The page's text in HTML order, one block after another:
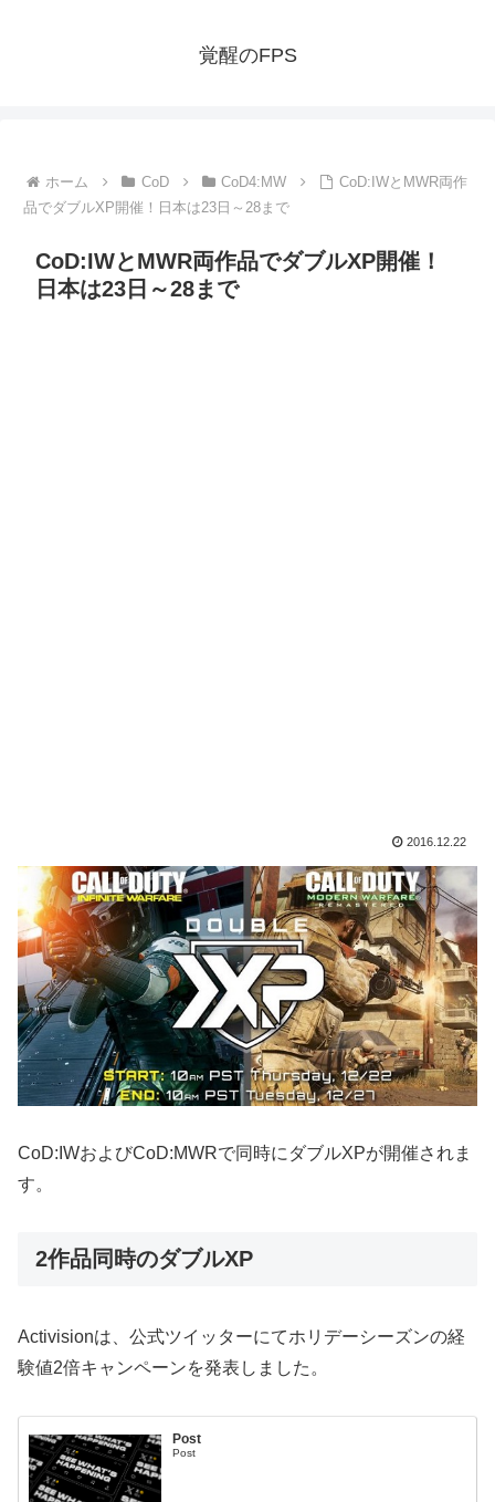
覚醒のFPS
ホーム CoD CoD4:MW
CoD:IWとMWR両作
品でダブルXP開催！日本は23日～28まで
CoD:IWとMWR両作品でダブルXP開催！
日本は23日～28まで
2016.12.22
CoD:IWおよびCoD:MWRで同時にダブルXPが開催されま
す。
2作品同時のダブルXP
Activisionは、公式ツイッターにてホリデーシーズンの経
験値2倍キャンペーンを発表しました。
Post
Post